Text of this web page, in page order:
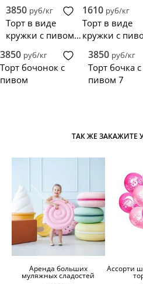
3850 руб/кг
Торт в виде
кружки с пивом,
лимоном
1610 руб/кг
Торт в виде
кружки с
3850 руб/кг
Торт бочонок с
пивом
3850 руб/кг
Торт бочка с
пивом 7
ТАК ЖЕ ЗАКАЖИТЕ
Аренда больших
муляжных сладостей
Ассорти